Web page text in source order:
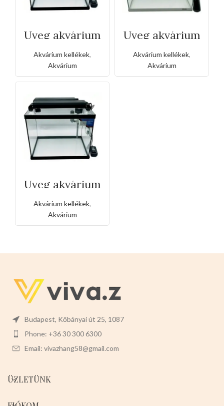
Üveg akvárium
teljes
készlettel(32*21
*27.5CM )
Akvárium kellékek,
Akvárium
Üveg akvárium
teljes
készlettel(42*26
*32CM )
Akvárium kellékek,
Akvárium
Üveg akvárium
teljes
készlettel(47*29
*34.5CM )
Akvárium kellékek,
Akvárium
Budapest, Kőbányai út 25, 1087
Phone: +36 30 300 6300
Email: vivazhang58@gmail.com
ÜZLETÜNK